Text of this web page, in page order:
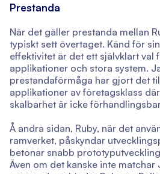
Prestanda
När det gäller prestanda mellan
typiskt sett övertaget. Känd för
effektivitet är det ett självklart val
applikationer och stora system.
prestandaförmåga har gjort det
applikationer av företagsklass
skalbarhet är icke
Å andra sidan, Ruby, när det
ramverket, påskyndar
betonar snabb
Även om det kanske inte matchar